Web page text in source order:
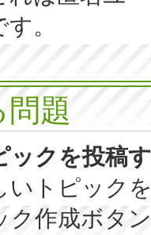
。
題
ックを投稿
いトピック
ク作成ボタ